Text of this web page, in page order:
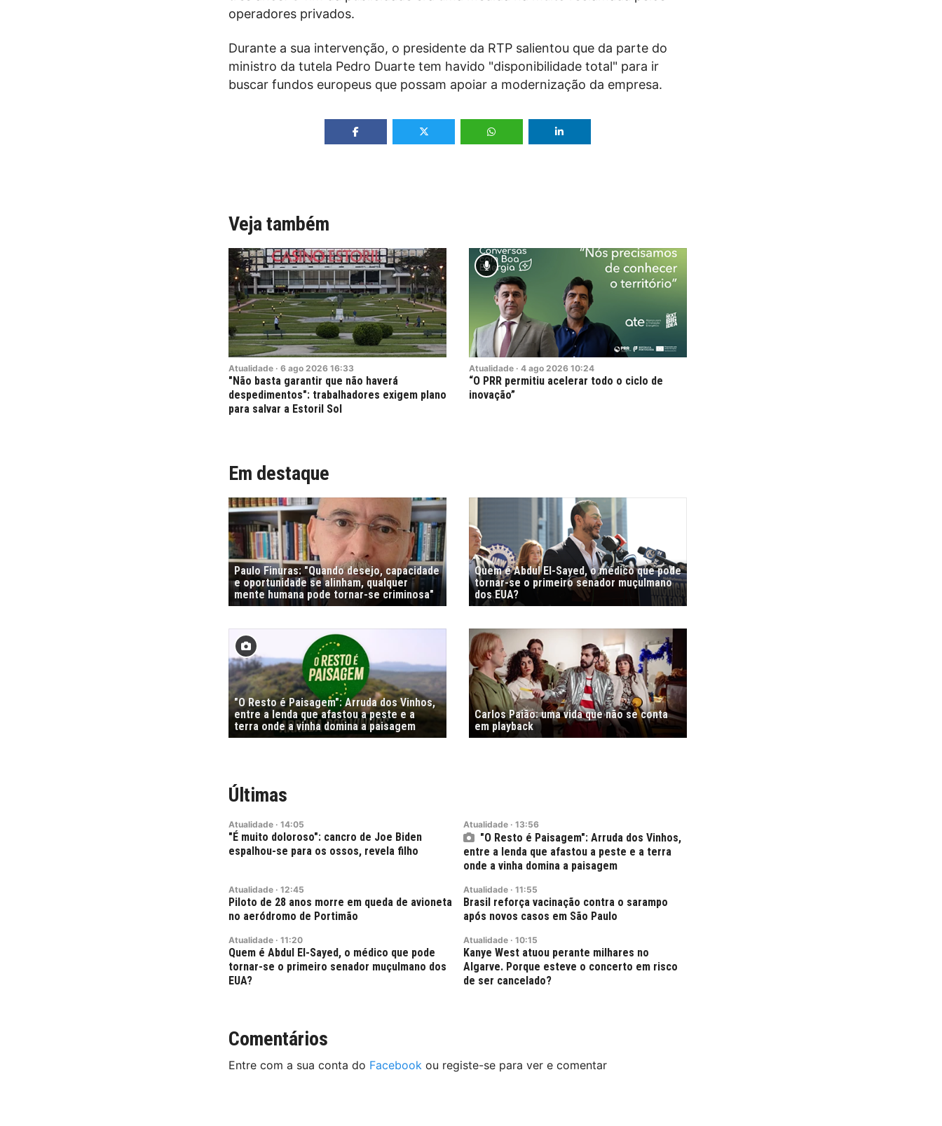
operadores privados.
Durante a sua intervenção, o presidente da RTP salientou que da parte do
ministro da tutela Pedro Duarte tem havido "disponibilidade total" para ir
buscar fundos europeus que possam apoiar a modernização da empresa.
Veja também
Atualidade · 6 ago 2026 16:33
"Não basta garantir que não haverá
despedimentos": trabalhadores exigem plano
para salvar a Estoril Sol
Atualidade · 4 ago 2026 10:24
“O PRR permitiu acelerar todo o ciclo de
inovação”
Em destaque
Paulo Finuras: "Quando desejo, capacidade
e oportunidade se alinham, qualquer
mente humana pode tornar-se criminosa"
Quem é Abdul El-Sayed, o médico que pode
tornar-se o primeiro senador muçulmano
dos EUA?
"O Resto é Paisagem": Arruda dos Vinhos,
entre a lenda que afastou a peste e a
terra onde a vinha domina a paisagem
Carlos Paião: uma vida que não se conta
em playback
Últimas
Atualidade · 14:05
"É muito doloroso": cancro de Joe Biden
espalhou-se para os ossos, revela filho
Atualidade · 13:56
"O Resto é Paisagem": Arruda dos Vinhos,
entre a lenda que afastou a peste e a terra
onde a vinha domina a paisagem
Atualidade · 12:45
Piloto de 28 anos morre em queda de avioneta
no aeródromo de Portimão
Atualidade · 11:55
Brasil reforça vacinação contra o sarampo
após novos casos em São Paulo
Atualidade · 11:20
Quem é Abdul El-Sayed, o médico que pode
tornar-se o primeiro senador muçulmano dos
EUA?
Atualidade · 10:15
Kanye West atuou perante milhares no
Algarve. Porque esteve o concerto em risco
de ser cancelado?
Comentários
Entre com a sua conta do Facebook ou registe-se para ver e comentar